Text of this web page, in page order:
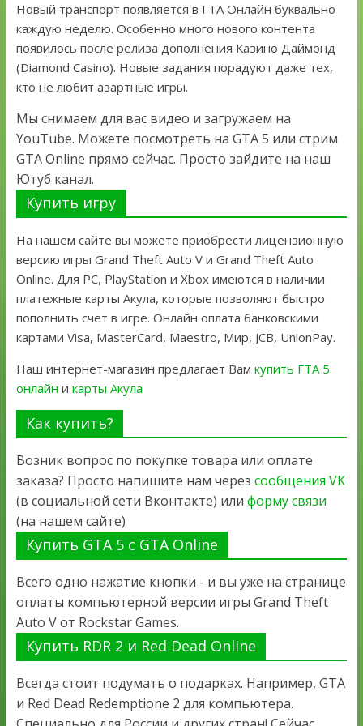
Новый транспорт появляется в ГТА Онлайн буквально
каждую неделю. Особенно много нового контента
появилось после релиза дополнения Казино Даймонд
(Diamond Casino). Новые задания порадуют даже тех,
кто не любит азартные игры.
Мы снимаем для вас видео и загружаем на
YouTube. Можете посмотреть на GTA 5 или стрим
GTA Online прямо сейчас. Просто зайдите на наш
Ютуб канал.
Купить игру
На нашем сайте вы можете приобрести лицензионную
версию игры Grand Theft Auto V и Grand Theft Auto
Online. Для PC, PlayStation и Xbox имеются в наличии
платежные карты Акула, которые позволяют быстро
пополнить счет в игре. Онлайн оплата банковскими
картами Visa, MasterCard, Maestro, Мир, JCB, UnionPay.
Наш интернет-магазин предлагает Вам купить ГТА 5
онлайн и карты Акула
Как купить?
Возник вопрос по покупке товара или оплате
заказа? Просто напишите нам через сообщения VK
(в социальной сети Вконтакте) или форму связи
(на нашем сайте)
Купить GTA 5 с GTA Online
Всего одно нажатие кнопки - и вы уже на странице
оплаты компьютерной версии игры Grand Theft
Auto V от Rockstar Games.
Купить RDR 2 и Red Dead Online
Всегда стоит подумать о подарках. Например, GTA
и Red Dead Redemptione 2 для компьютера.